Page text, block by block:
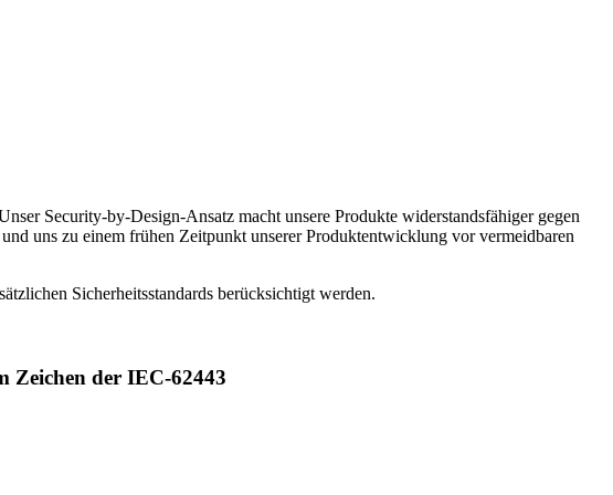
Security-by-Design-Ansatz macht unsere Produkte widerstandsfähiger gegen
uns zu einem frühen Zeitpunkt unserer Produktentwicklung vor vermeidbaren
Sicherheitsstandards berücksichtigt werden.
Zeichen der IEC-62443